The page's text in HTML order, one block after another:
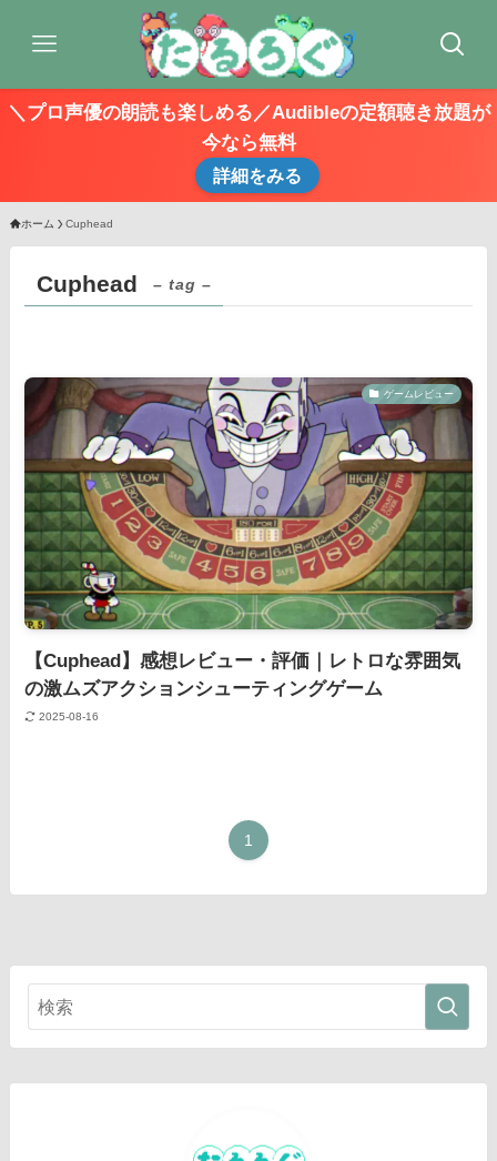
＼プロ声優の朗読も楽しめる／Audibleの定額聴き放題が
今なら無料
詳細をみる
ホーム Cuphead
Cuphead – tag –
ゲームレビュー
【Cuphead】感想レビュー・評価｜レトロな雰囲気
の激ムズアクションシューティングゲーム
2025-08-16
1